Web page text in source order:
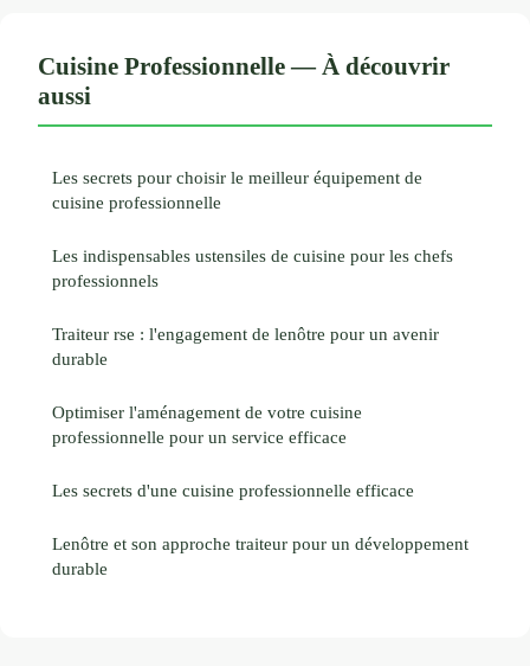
Cuisine Professionnelle — À découvrir
aussi
Les secrets pour choisir le meilleur équipement de
cuisine professionnelle
Les indispensables ustensiles de cuisine pour les chefs
professionnels
Traiteur rse : l'engagement de lenôtre pour un avenir
durable
Optimiser l'aménagement de votre cuisine
professionnelle pour un service efficace
Les secrets d'une cuisine professionnelle efficace
Lenôtre et son approche traiteur pour un développement
durable